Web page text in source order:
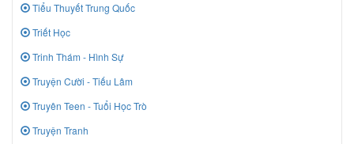
Tiểu Thuyết Trung Quốc
Triết Học
Trinh Thám - Hình Sự
Truyện Cười - Tiếu Lâm
Truyên Teen - Tuổi Học Trò
Truyện Tranh